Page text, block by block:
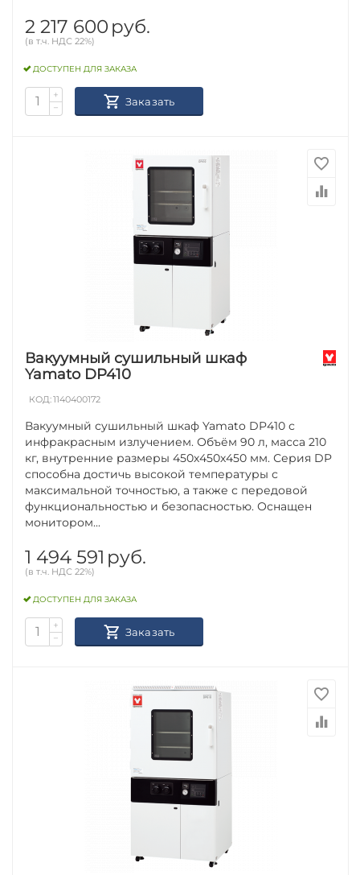
2 217 600 руб.
(в т.ч. НДС 22%)
ДОСТУПЕН ДЛЯ ЗАКАЗА
+
−
Заказать
Вакуумный сушильный шкаф
Yamato DP410
КОД:1140400172
Вакуумный сушильный шкаф Yamato DP410 с
инфракрасным излучением. Объём 90 л, масса 210
кг, внутренние размеры 450х450х450 мм. Серия DP
способна достичь высокой температуры с
максимальной точностью, а также с передовой
функциональностью и безопасностью. Оснащен
монитором...
1 494 591 руб.
(в т.ч. НДС 22%)
ДОСТУПЕН ДЛЯ ЗАКАЗА
+
−
Заказать